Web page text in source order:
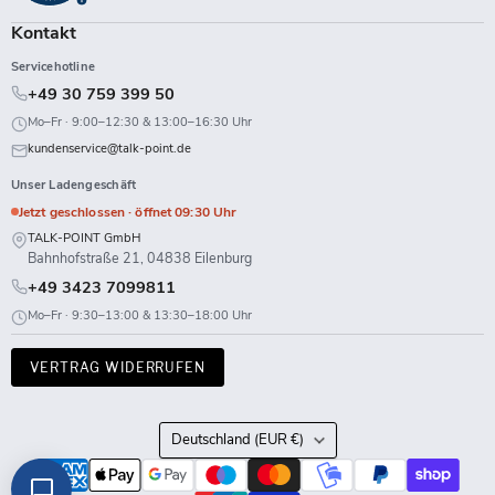
Kontakt
Servicehotline
+49 30 759 399 50
Mo–Fr · 9:00–12:30 & 13:00–16:30 Uhr
kundenservice@talk-point.de
Unser Ladengeschäft
Jetzt geschlossen · öffnet 09:30 Uhr
TALK-POINT GmbH
Bahnhofstraße 21, 04838 Eilenburg
+49 3423 7099811
Mo–Fr · 9:30–13:00 & 13:30–18:00 Uhr
VERTRAG WIDERRUFEN
Land
Deutschland (EUR €)